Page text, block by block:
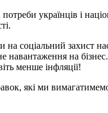
українців і
соціальний захист
на
менше інфляції!
які ми